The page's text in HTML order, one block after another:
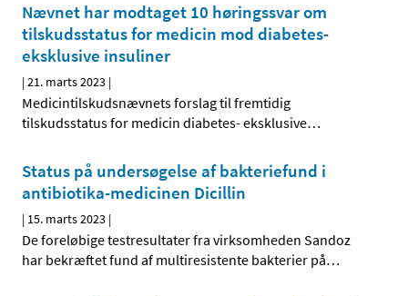
Nævnet har modtaget 10 høringssvar om
tilskudsstatus for medicin mod diabetes-
eksklusive insuliner
|21. marts 2023 |
Medicintilskudsnævnets forslag til fremtidig
tilskudsstatus for medicin diabetes- eksklusive…
Status på undersøgelse af bakteriefund i
antibiotika-medicinen Dicillin
| 15. marts 2023 |
De foreløbige testresultater fra virksomheden Sandoz
har bekræftet fund af multiresistente bakterier på…